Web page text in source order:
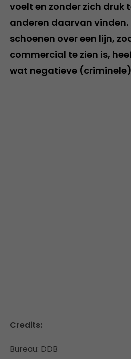
voelt en zonder zich druk
anderen daarvan vinden.
schoenen over een lijn,
commercial te zien is,
wat negatieve
Credits:
Bureau: DDB